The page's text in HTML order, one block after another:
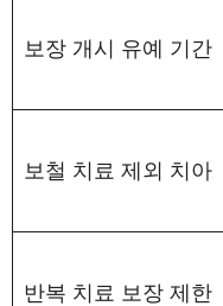
보장 개시 유예 기간
보철 치료 제외 치아
반복 치료 보장 제한